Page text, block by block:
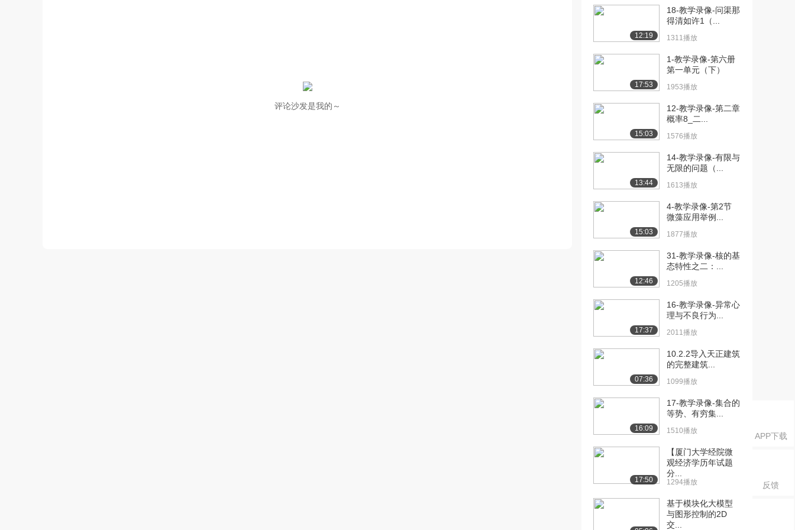
APP下载
反馈
评论沙发是我的～
2535播放
[11] 4-教学录像-檩条
（中）
[12] 4-教学录像-檩条
[13] 5-教学录像-墙梁
[14] 5-教学录像-墙梁
16:12
[15] 5-教学录像-墙梁
[16] 6-教学录像-轻型门式
刚架结构形式...
2543播放
[17] 6-教学录像-轻型门式
刚架结构形式...
1510播放
14:24
[18] 6-教学录像-轻型门式
14:19
[19] 7-教学录像-变截面刚
13:21
[20] 7-教学录像-变截面刚
13:26
[21] 7-教学录像-变截面刚
13:15
12:19
18-教学录像-问渠那
得清如许1（...
1311播放
17:53
1-教学录像-第六册
第一单元（下）
1953播放
15:03
12-教学录像-第二章
概率8_二...
1576播放
13:44
14-教学录像-有限与
无限的问题（...
1613播放
15:03
4-教学录像-第2节
微藻应用举例...
1877播放
12:46
31-教学录像-核的基
态特性之二：...
1205播放
17:37
16-教学录像-异常心
理与不良行为...
2011播放
07:36
10.2.2导入天正建筑
的完整建筑...
1099播放
16:09
17-教学录像-集合的
等势、有穷集...
1510播放
17:50
【厦门大学经院微
观经济学历年试题
分...
1294播放
基于模块化大模型
与图形控制的2D
交...